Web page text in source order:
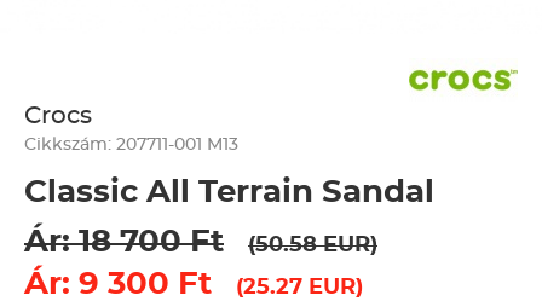
Crocs
Cikkszám: 207711-001 M13
Classic All Terrain Sandal
Ár: 18 700 Ft
(50.58 EUR)
Ár: 9 300 Ft (25.27 EUR)